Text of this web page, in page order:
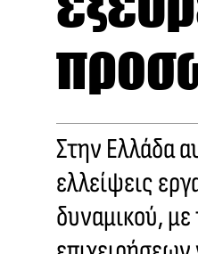
Στην Ελλάδα
ελλείψεις
δυναμικού,